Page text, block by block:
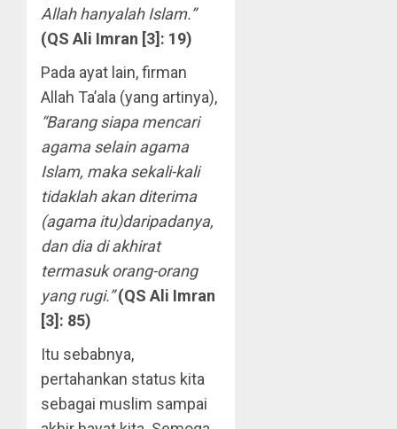
Allah hanyalah Islam.”
(QS Ali Imran [3]: 19)
Pada ayat lain, firman
Allah Ta’ala (yang artinya),
“Barang siapa mencari
agama selain agama
Islam, maka sekali-kali
tidaklah akan diterima
(agama itu)daripadanya,
dan dia di akhirat
termasuk orang-orang
yang rugi.” (QS Ali Imran
[3]: 85)
Itu sebabnya,
pertahankan status kita
sebagai muslim sampai